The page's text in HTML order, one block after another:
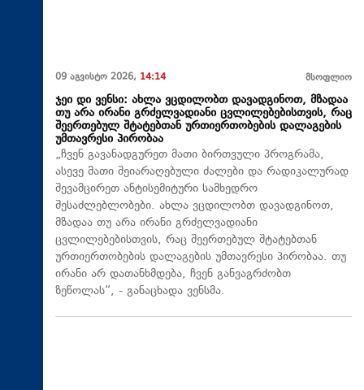
09 აგვისტო 2026, 14:14 მსოფლიო
ჯეი დი ვენსი: ახლა ვცდილობთ დავადგინოთ, მზადაა
თუ არა ირანი გრძელვადიანი ცვლილებებისთვის, რაც
შეერთებულ შტატებთან ურთიერთობების დალაგების
უმთავრესი პირობაა
„ჩვენ გავანადგურეთ მათი ბირთვული პროგრამა,
ასევე მათი შეიარაღებული ძალები და რადიკალურად
შევამცირეთ ანტისემიტური სამხედრო
შესაძლებლობები. ახლა ვცდილობთ დავადგინოთ,
მზადაა თუ არა ირანი გრძელვადიანი
ცვლილებებისთვის, რაც შეერთებულ შტატებთან
ურთიერთობების დალაგების უმთავრესი პირობაა. თუ
ირანი არ დათანხმდება, ჩვენ განვაგრძობთ
ზეწოლას“, - განაცხადა ვენსმა.